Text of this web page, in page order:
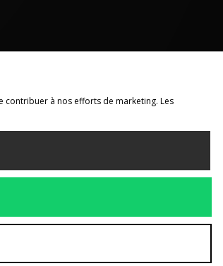
contribuer à nos efforts de marketing. Les